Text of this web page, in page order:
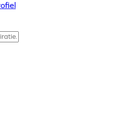
Zoek leveranciers, inspiratie...